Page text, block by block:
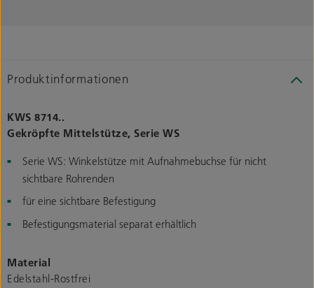
Produktinformationen
KWS 8714..
Gekröpfte Mittelstütze, Serie WS
Serie WS: Winkelstütze mit Aufnahmebuchse für nicht
sichtbare Rohrenden
für eine sichtbare Befestigung
Befestigungsmaterial separat erhältlich
Material
Edelstahl-Rostfrei